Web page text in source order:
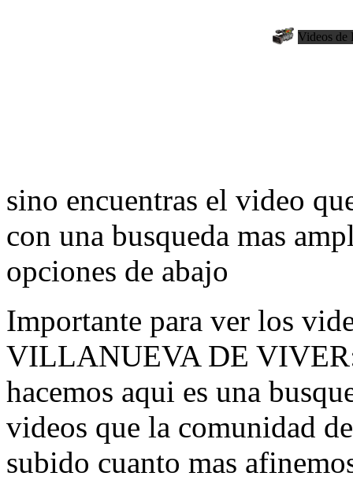
Videos de
sino encuentras el video
con una busqueda mas
opciones de abajo
Importante para ver los
VILLANUEVA DE VIVER
hacemos aqui es una
videos que la comunidad
subido cuanto mas